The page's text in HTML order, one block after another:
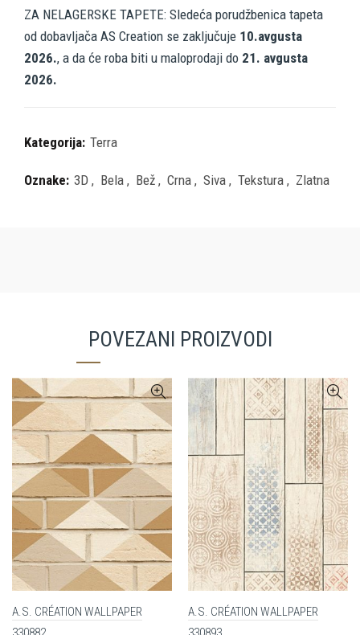
ZA NELAGERSKE TAPETE: Sledeća porudžbenica tapeta
od dobavljača AS Creation se zaključuje 10.avgusta
2026., a da će roba biti u maloprodaji do 21. avgusta
2026.
Kategorija: Terra
Oznake: 3D , Bela , Bež , Crna , Siva , Tekstura , Zlatna
POVEZANI PROIZVODI
A.S. CRÉATION WALLPAPER
A.S. CRÉATION WALLPAPER